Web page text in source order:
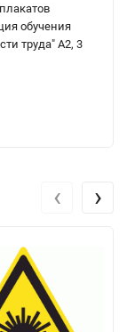
обучения
труда" А2, 3
‹ ›